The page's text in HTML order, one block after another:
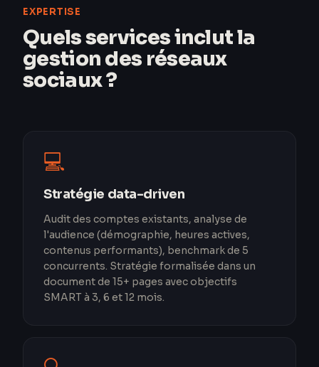
EXPERTISE
Quels services inclut la
gestion des réseaux
sociaux ?
💻
Stratégie data-driven
Audit des comptes existants, analyse de
l'audience (démographie, heures actives,
contenus performants), benchmark de 5
concurrents. Stratégie formalisée dans un
document de 15+ pages avec objectifs
SMART à 3, 6 et 12 mois.